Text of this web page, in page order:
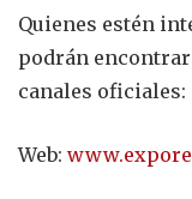
Quienes estén
podrán
canales oficiales:
Web: